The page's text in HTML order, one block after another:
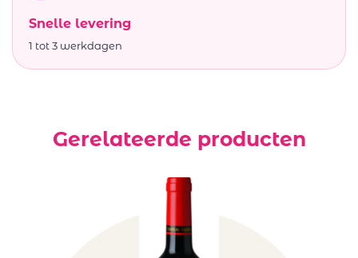
Snelle levering
1 tot 3 werkdagen
Gerelateerde producten